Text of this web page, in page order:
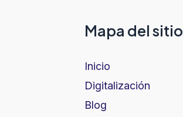
Mapa del sitio
Inicio
Digitalización
Blog